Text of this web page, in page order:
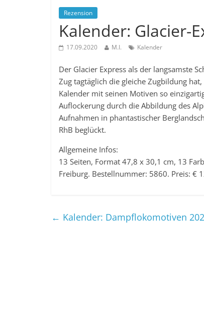
Rezension
Kalender: Glacier-
17.09.2020 M.I. Kalender
Der Glacier Express als der langsamste
Zug tagtäglich die gleiche Zugbildung
Kalender mit seinen Motiven so
Auflockerung durch die Abbildung des
Aufnahmen in phantastischer
RhB beglückt.
Allgemeine Infos:
13 Seiten, Format 47,8 x 30,1 cm, 13
Freiburg. Bestellnummer: 5860. Preis: €
← Kalender: Dampflokomotiven